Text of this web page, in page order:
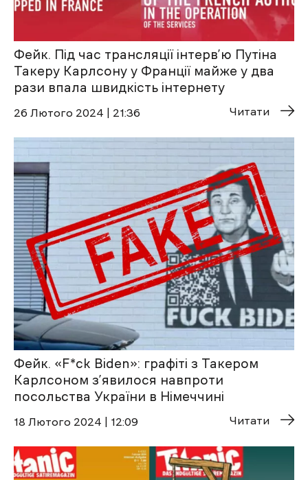
Фейк. Під час трансляції інтерв’ю Путіна
Такеру Карлсону у Франції майже у два
рази впала швидкість інтернету
26 Лютого 2024 | 21:36 Читати
Фейк. «F*ck Biden»: графіті з Такером
Карлсоном з’явилося навпроти
посольства України в Німеччині
18 Лютого 2024 | 12:09 Читати